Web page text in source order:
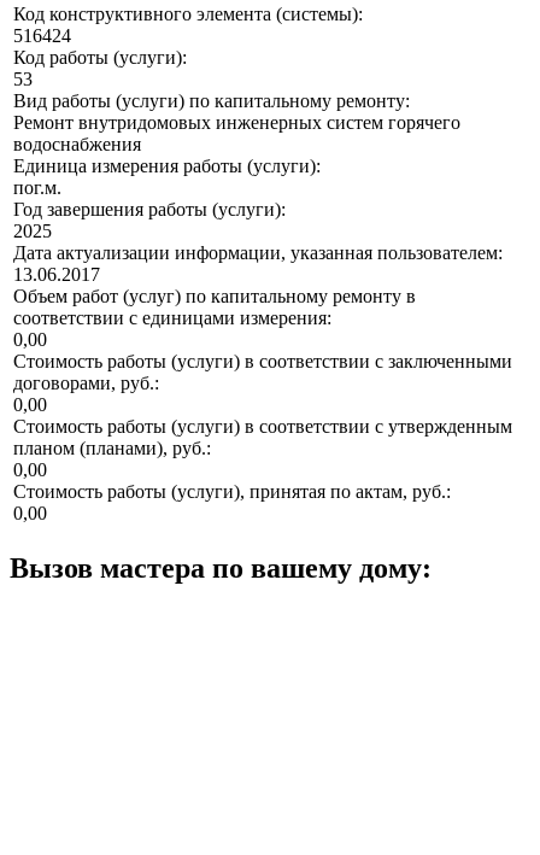
Код конструктивного элемента (системы):
516424
Код работы (услуги):
53
Вид работы (услуги) по капитальному ремонту:
Ремонт внутридомовых инженерных систем горячего
водоснабжения
Единица измерения работы (услуги):
пог.м.
Год завершения работы (услуги):
2025
Дата актуализации информации, указанная пользователем:
13.06.2017
Объем работ (услуг) по капитальному ремонту в
соответствии с единицами измерения:
0,00
Стоимость работы (услуги) в соответствии с заключенными
договорами, руб.:
0,00
Стоимость работы (услуги) в соответствии с утвержденным
планом (планами), руб.:
0,00
Стоимость работы (услуги), принятая по актам, руб.:
0,00
Вызов мастера по вашему дому: